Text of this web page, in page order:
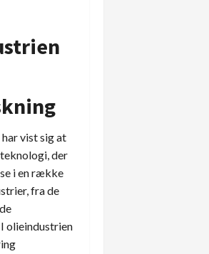
vist sig at
der
i en række
fra de
olieindustrien